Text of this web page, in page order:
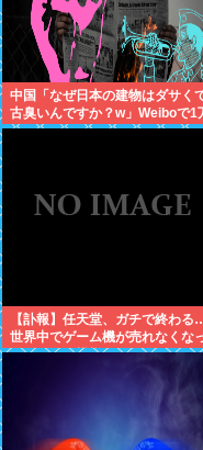
中国「なぜ日本の建物はダサく
古臭いんですか？w」Weiboで1
いいね
【訃報】任天堂、ガチで終わる
世界中でゲーム機が売れなくな
てしまった模様